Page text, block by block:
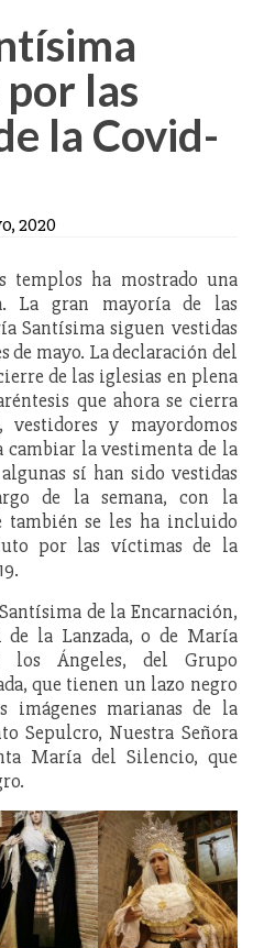
las
la Covid-
2020
templos ha mostrado una
La gran mayoría de las
Santísima siguen vestidas
de mayo. La declaración del
de las iglesias en plena
que ahora se cierra
y mayordomos
cambiar la vestimenta de la
sí han sido vestidas
de la semana, con la
también se les ha incluido
por las víctimas de la
de la Encarnación,
la Lanzada, o de María
los Ángeles, del Grupo
que tienen un lazo negro
marianas de la
Sepulcro, Nuestra Señora
María del Silencio, que